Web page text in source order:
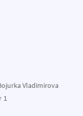
Vladimirova
1